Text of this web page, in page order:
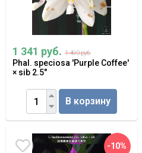
1 341 руб. 1 490 руб.
Phal. speciosa 'Purple Coffee'
× sib 2.5"
В корзину
-10%